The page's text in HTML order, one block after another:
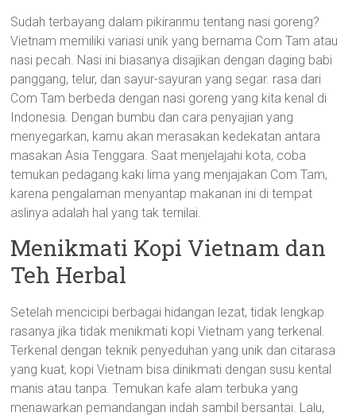
Sudah terbayang dalam pikiranmu tentang nasi goreng?
Vietnam memiliki variasi unik yang bernama Com Tam atau
nasi pecah. Nasi ini biasanya disajikan dengan daging babi
panggang, telur, dan sayur-sayuran yang segar. rasa dari
Com Tam berbeda dengan nasi goreng yang kita kenal di
Indonesia. Dengan bumbu dan cara penyajian yang
menyegarkan, kamu akan merasakan kedekatan antara
masakan Asia Tenggara. Saat menjelajahi kota, coba
temukan pedagang kaki lima yang menjajakan Com Tam,
karena pengalaman menyantap makanan ini di tempat
aslinya adalah hal yang tak ternilai.
Menikmati Kopi Vietnam dan
Teh Herbal
Setelah mencicipi berbagai hidangan lezat, tidak lengkap
rasanya jika tidak menikmati kopi Vietnam yang terkenal.
Terkenal dengan teknik penyeduhan yang unik dan citarasa
yang kuat, kopi Vietnam bisa dinikmati dengan susu kental
manis atau tanpa. Temukan kafe alam terbuka yang
menawarkan pemandangan indah sambil bersantai. Lalu,